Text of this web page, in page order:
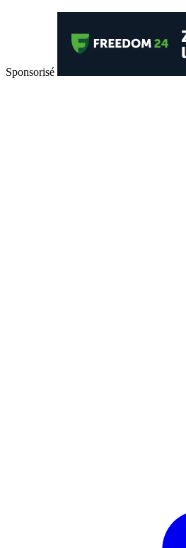
Sponsorisé